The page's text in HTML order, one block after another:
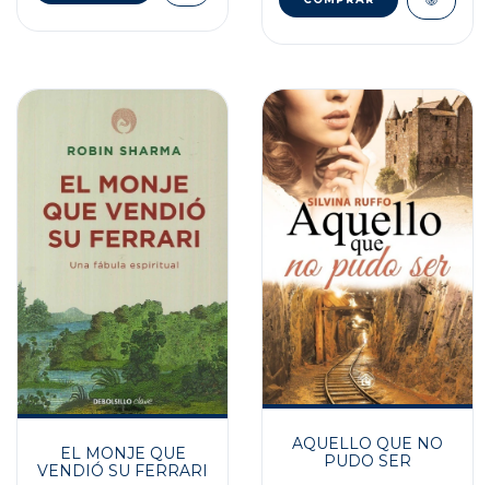
EL MONJE QUE
VENDIÓ SU FERRARI
AQUELLO QUE NO
PUDO SER